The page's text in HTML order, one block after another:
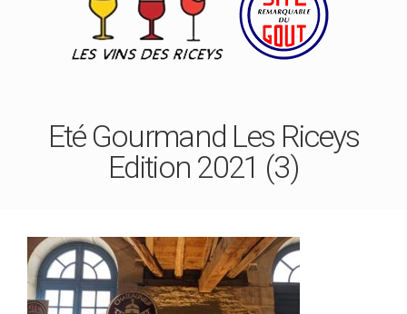
Eté Gourmand Les Riceys
Edition 2021 (3)